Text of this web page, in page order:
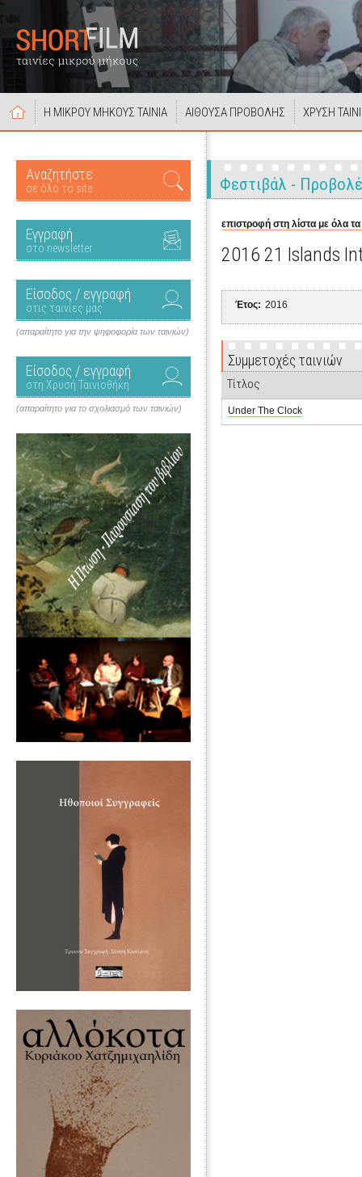
Η ΜΙΚΡΟΥ ΜΗΚΟΥΣ ΤΑΙΝΙΑ ΑΙΘΟΥΣΑ ΠΡΟΒΟΛΗΣ ΧΡΥΣΗ
Αναζητήστε
σε όλο το site
Εγγραφή
στο newsletter
Είσοδος / εγγραφή
στις ταινίες μας
(απαραίτητο για την ψηφοφορία των ταινιών)
Είσοδος / εγγραφή
στη Χρυσή Ταινιοθήκη
(απαραίτητο για το σχολιασμό των ταινιών)
Φεστιβάλ -
επιστροφή στη λίστα με όλα
2016 21 Islands
Έτος: 2016
Συμμετοχές ταινιών
Τίτλος
Under The Clock